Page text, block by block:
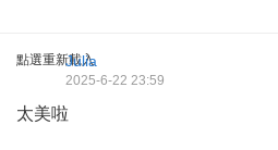
點選重新載入
Julia
2025-6-22 23:59
太美啦